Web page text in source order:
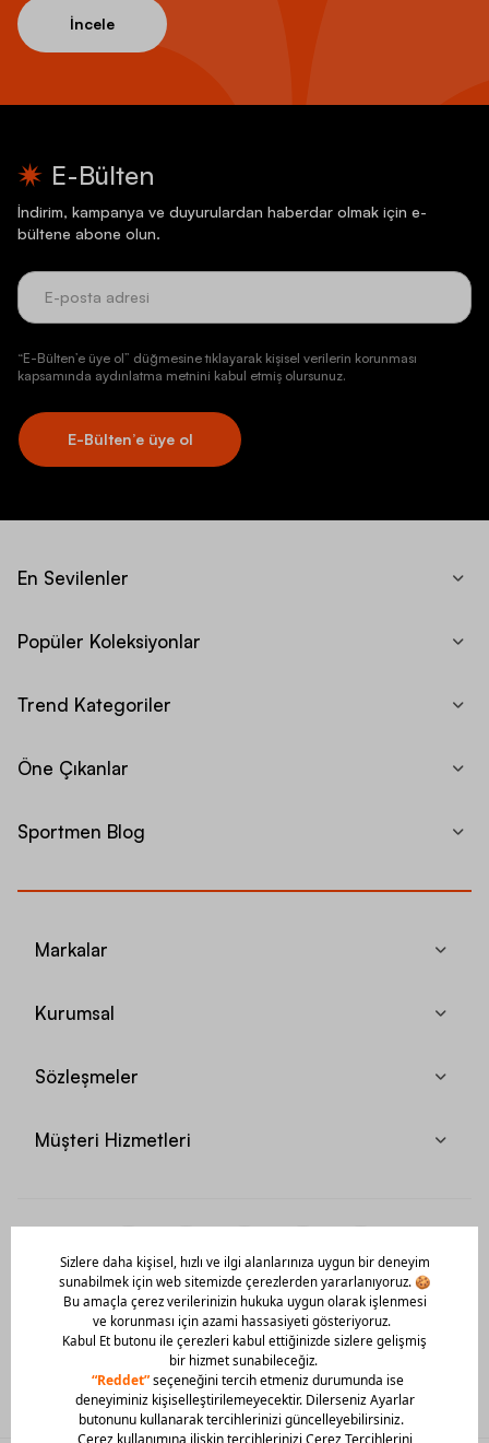
İncele
E-Bülten
İndirim, kampanya ve duyurulardan haberdar olmak için e-
bültene abone olun.
“E-Bülten’e üye ol” düğmesine tıklayarak kişisel verilerin korunması
kapsamında aydınlatma metnini kabul etmiş olursunuz.
E-Bülten’e üye ol
En Sevilenler
Popüler Koleksiyonlar
Trend Kategoriler
Öne Çıkanlar
Sportmen Blog
Markalar
Kurumsal
Sözleşmeler
Müşteri Hizmetleri
Mobil Uygulamamızı Hemen İndir!